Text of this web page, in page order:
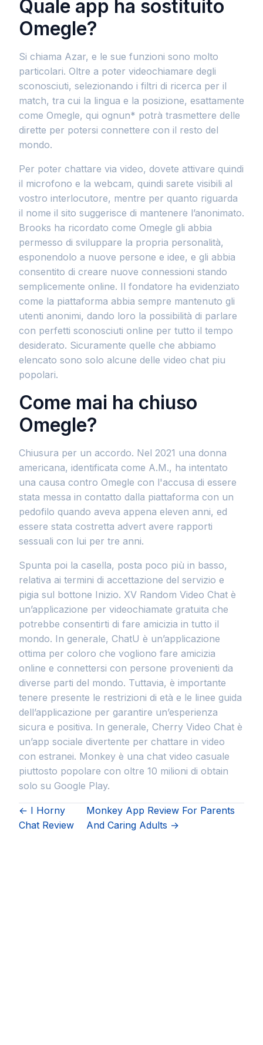
Quale app ha sostituito
Omegle?
Si chiama Azar, e le sue funzioni sono molto
particolari. Oltre a poter videochiamare degli
sconosciuti, selezionando i filtri di ricerca per il
match, tra cui la lingua e la posizione, esattamente
come Omegle, qui ognun* potrà trasmettere delle
dirette per potersi connettere con il resto del
mondo.
Per poter chattare via video, dovete attivare quindi
il microfono e la webcam, quindi sarete visibili al
vostro interlocutore, mentre per quanto riguarda
il nome il sito suggerisce di mantenere l’anonimato.
Brooks ha ricordato come Omegle gli abbia
permesso di sviluppare la propria personalità,
esponendolo a nuove persone e idee, e gli abbia
consentito di creare nuove connessioni stando
semplicemente online. Il fondatore ha evidenziato
come la piattaforma abbia sempre mantenuto gli
utenti anonimi, dando loro la possibilità di parlare
con perfetti sconosciuti online per tutto il tempo
desiderato. Sicuramente quelle che abbiamo
elencato sono solo alcune delle video chat piu
popolari.
Come mai ha chiuso
Omegle?
Chiusura per un accordo. Nel 2021 una donna
americana, identificata come A.M., ha intentato
una causa contro Omegle con l'accusa di essere
stata messa in contatto dalla piattaforma con un
pedofilo quando aveva appena eleven anni, ed
essere stata costretta advert avere rapporti
sessuali con lui per tre anni.
Spunta poi la casella, posta poco più in basso,
relativa ai termini di accettazione del servizio e
pigia sul bottone Inizio. XV Random Video Chat è
un’applicazione per videochiamate gratuita che
potrebbe consentirti di fare amicizia in tutto il
mondo. In generale, ChatU è un’applicazione
ottima per coloro che vogliono fare amicizia
online e connettersi con persone provenienti da
diverse parti del mondo. Tuttavia, è importante
tenere presente le restrizioni di età e le linee guida
dell’applicazione per garantire un’esperienza
sicura e positiva. In generale, Cherry Video Chat è
un’app sociale divertente per chattare in video
con estranei. Monkey è una chat video casuale
piuttosto popolare con oltre 10 milioni di obtain
solo su Google Play.
← I Horny
Chat Review
Monkey App Review For Parents
And Caring Adults →